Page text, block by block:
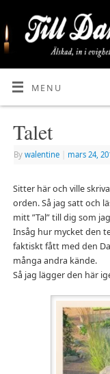
MENU
Talet
By walentine mars 24,
Sitter här och ville
orden. Så jag satt och
mitt ”Tal” till dig som
Insåg hur mycket den
faktiskt fått med den
många andra kände.
Så jag lägger den här